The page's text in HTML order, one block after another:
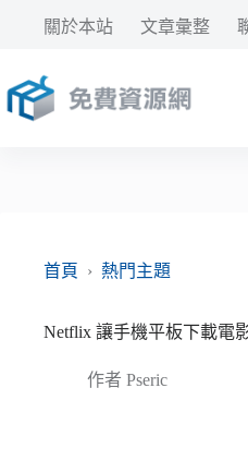
要
內
關於本站 文章彙整
首頁 › 熱門主題
Netflix 讓手機平板下載電
作者 Pseric